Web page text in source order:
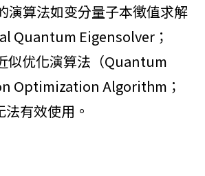
演算法如变分量子本徴值求解
Quantum Eigensolver；
似优化演算法（Quantum
Optimization Algorithm；
有效使用。